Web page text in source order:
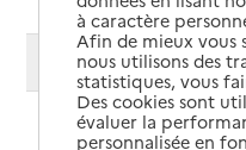
Modifier ma
à caractère
Afin de mieux vous
nous utilisons des
statistiques, vous
Des cookies sont
évaluer la
personnalisée en